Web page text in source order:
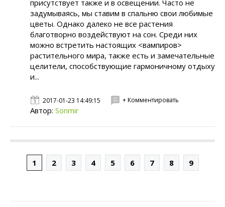
присутствует также и в освещении. Часто не
задумываясь, мы ставим в спальню свои любимые
цветы. Однако далеко не все растения
благотворно воздействуют на сон. Среди них
можно встретить настоящих <вампиров>
растительного мира, также есть и замечательные
целители, способствующие гармоничному отдыху
и...
2017-01-23 14:49:15 + Комментировать
Автор: Sonmir
1 2 3 4 5 6 7 8 9